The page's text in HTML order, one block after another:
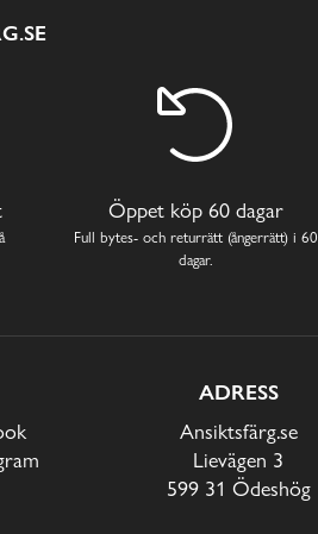
Öppet köp 60 dagar
Full bytes- och returrätt (ångerrätt) i 60
dagar.
ADRESS
Ansiktsfärg.se
Lievägen 3
599 31 Ödeshög